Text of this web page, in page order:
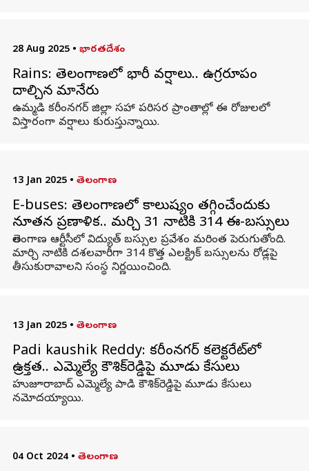
28 Aug 2025 • భారతదేశం
Rains: తెలంగాణలో భారీ వర్షాలు.. ఉగ్రరూపం
దాల్చిన మానేరు
ఉమ్మడి కరీంనగర్‌ జిల్లా సహా పరిసర ప్రాంతాల్లో ఈ రోజులలో
విస్తారంగా వర్షాలు కురుస్తున్నాయి.
13 Jan 2025 • తెలంగాణ
E-buses: తెలంగాణలో కాలుష్యం తగ్గించేందుకు
నూతన ప్రణాళిక.. మర్చి 31 నాటికి 314 ఈ-బస్సులు
తెలంగాణ ఆర్టీసీలో విద్యుత్‌ బస్సుల ప్రవేశం మరింత పెరుగుతోంది.
మార్చి నాటికి దశలవారీగా 314 కొత్త ఎలక్ట్రిక్‌ బస్సులను రోడ్లపై
తీసుకురావాలని సంస్థ నిర్ణయించింది.
13 Jan 2025 • తెలంగాణ
Padi kaushik Reddy: కరీంనగర్ కలెక్టరేట్‌లో
ఉద్రిక్తత.. ఎమ్మెల్యే కౌశిక్‌రెడ్డిపై మూడు కేసులు
హుజూరాబాద్ ఎమ్మెల్యే పాడి కౌశిక్‌రెడ్డిపై మూడు కేసులు
నమోదయ్యాయి.
04 Oct 2024 • తెలంగాణ